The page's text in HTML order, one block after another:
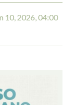
10, 2026, 04:00